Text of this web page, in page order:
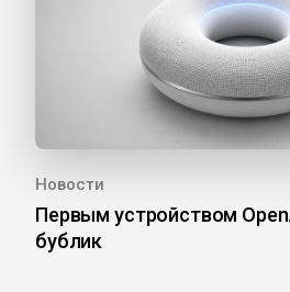
Новости
Первым устройством
бублик